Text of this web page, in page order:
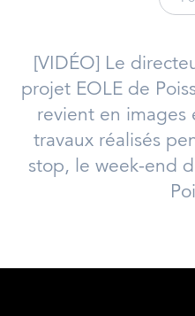
[VIDÉO] Le
projet EOLE de
revient en images
travaux réalisés
stop, le week-end